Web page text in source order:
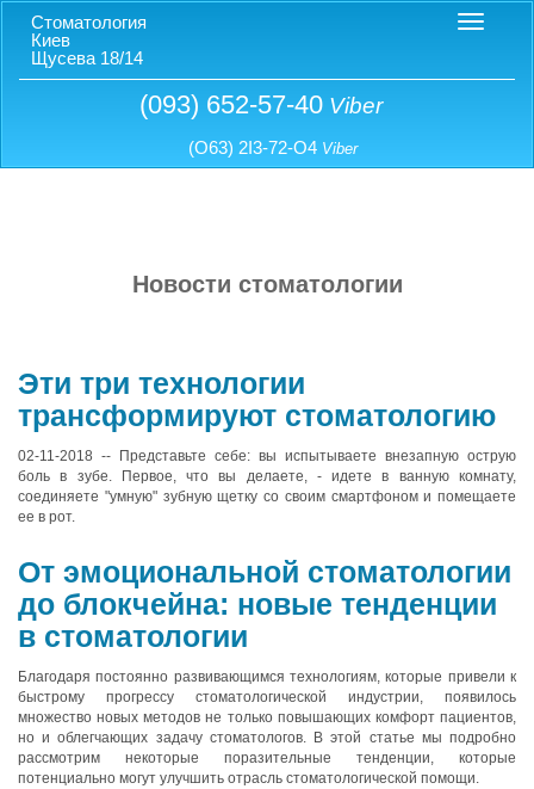
Cтоматология
Киев
Щусева 18/14
(093) 652-57-40 Viber
(O63) 2I3-72-O4 Viber
Новости стоматологии
Эти три технологии
трансформируют стоматологию
02-11-2018 -- Представьте себе: вы испытываете внезапную острую
боль в зубе. Первое, что вы делаете, - идете в ванную комнату,
соединяете "умную" зубную щетку со своим смартфоном и помещаете
ее в рот.
От эмоциональной стоматологии
до блокчейна: новые тенденции
в стоматологии
Благодаря постоянно развивающимся технологиям, которые привели к
быстрому прогрессу стоматологической индустрии, появилось
множество новых методов не только повышающих комфорт пациентов,
но и облегчающих задачу стоматологов. В этой статье мы подробно
рассмотрим некоторые поразительные тенденции, которые
потенциально могут улучшить отрасль стоматологической помощи.